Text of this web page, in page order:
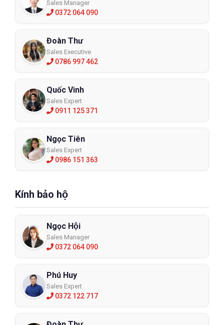
Sales Manager
0372 064 090
Đoàn Thư
Sales Executive
0786 997 462
Quốc Vinh
Sales Expert
0911 125 371
Ngọc Tiên
Sales Expert
0986 151 363
Kính bảo hộ
Ngọc Hội
Sales Manager
0372 064 090
Phú Huy
Sales Expert
0372 122 717